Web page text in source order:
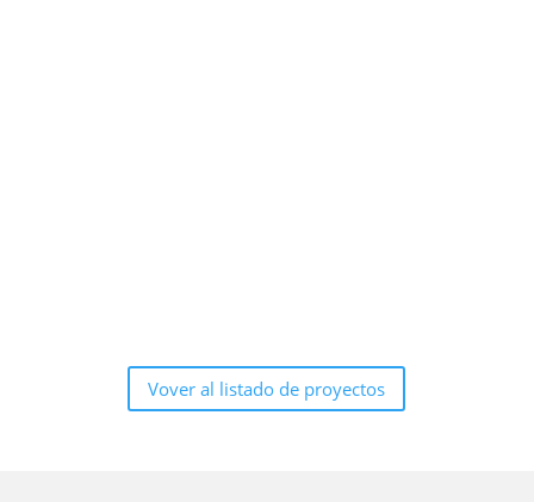
Vover al listado de proyectos